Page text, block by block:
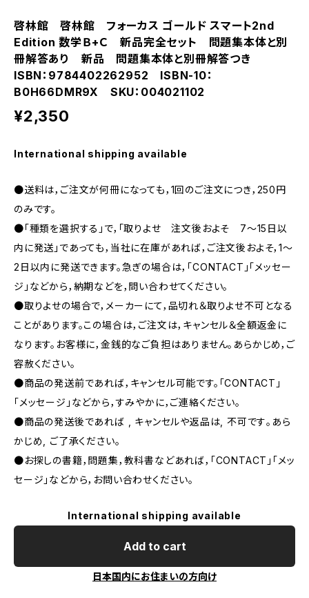
啓林館 啓林館 フォーカス ゴールド スマート2nd
Edition 数学Ｂ+Ｃ 新品完全セット 問題集本体と別
冊解答あり 新品 問題集本体と別冊解答つき
ISBN：9784402262952 ISBN-10：
B0H66DMR9X SKU：004021102
¥2,350
International shipping available
●送料は，ご注文が何冊になっても，1回のご注文につき，250円
のみです。
●「種類を選択する」で，「取りよせ 注文後およそ 7〜15日以
内に発送」であっても，当社に在庫があれば，ご注文後およそ，1〜
2日以内に発送できます。急ぎの場合は，「CONTACT」「メッセー
ジ」などから，納期などを，問い合わせてください。
●取りよせの場合で，メーカーにて，品切れ＆取りよせ不可となる
ことがあります。この場合は，ご注文は，キャンセル＆全額返金に
なります。お客様に，金銭的なご負担はありません。あらかじめ，ご
容赦ください。
●商品の発送前であれば，キャンセル可能です。「CONTACT」
「メッセージ」などから，すみやかに，ご連絡ください。
●商品の発送後であれば , キャンセルや返品は, 不可です｡あら
かじめ, ご了承ください｡
●お探しの書籍，問題集，教科書などあれば，「CONTACT」「メッ
セージ」などから，お問い合わせください。
International shipping available
Add to cart
日本国内にお住まいの方向け